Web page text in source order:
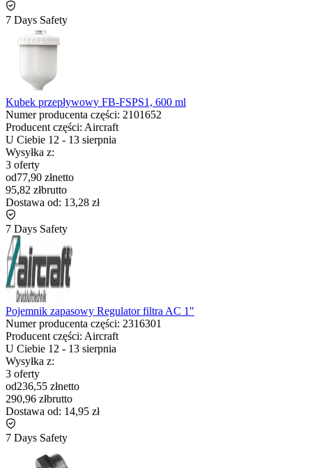
7 Days Safety
Kubek przepływowy FB-FSPS1, 600 ml
Numer producenta części: 2101652
Producent części: Aircraft
U Ciebie 12 - 13 sierpnia
Wysyłka z:
3 oferty
od77,90 złnetto
95,82 złbrutto
Dostawa od: 13,28 zł
7 Days Safety
Pojemnik zapasowy Regulator filtra AC 1"
Numer producenta części: 2316301
Producent części: Aircraft
U Ciebie 12 - 13 sierpnia
Wysyłka z:
3 oferty
od236,55 złnetto
290,96 złbrutto
Dostawa od: 14,95 zł
7 Days Safety